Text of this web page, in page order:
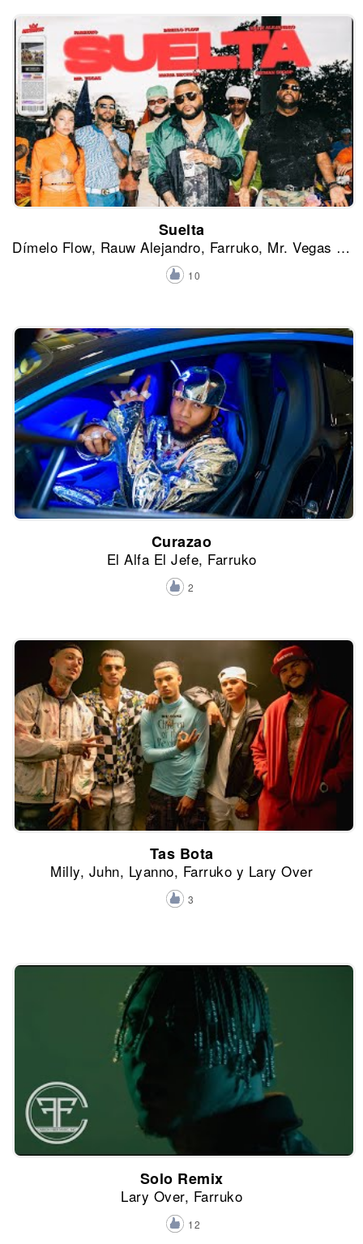
Suelta
Dímelo Flow, Rauw Alejandro, Farruko, Mr. Vegas y Fatman Scoop
10
Curazao
El Alfa El Jefe, Farruko
2
Tas Bota
Milly, Juhn, Lyanno, Farruko y Lary Over
3
Solo Remix
Lary Over, Farruko
12